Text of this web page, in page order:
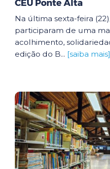
CEU Ponte Alta
Na última sexta-feira
participaram de uma
acolhimento,
edição do B... [saiba mais]